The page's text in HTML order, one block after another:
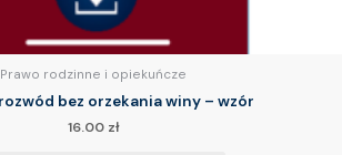
Prawo rodzinne i opiekuńcze
bez orzekania winy – wzór
16.00 zł